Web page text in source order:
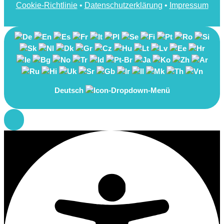
Cookie-Richtlinie• Datenschutzerklärung • Impressum
Deutsch